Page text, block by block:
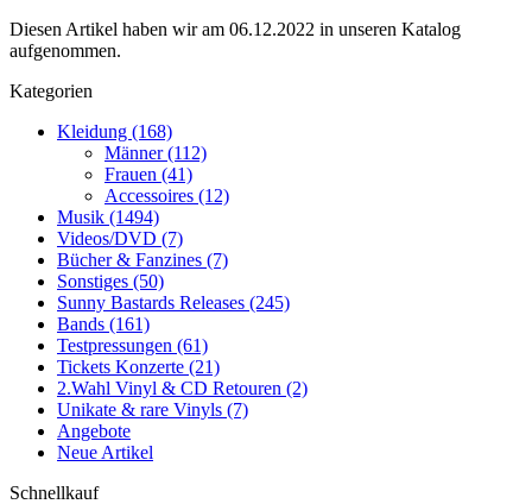
Diesen Artikel haben wir am 06.12.2022 in unseren Katalog
aufgenommen.
Kategorien
Kleidung (168)
Männer (112)
Frauen (41)
Accessoires (12)
Musik (1494)
Videos/DVD (7)
Bücher & Fanzines (7)
Sonstiges (50)
Sunny Bastards Releases (245)
Bands (161)
Testpressungen (61)
Tickets Konzerte (21)
2.Wahl Vinyl & CD Retouren (2)
Unikate & rare Vinyls (7)
Angebote
Neue Artikel
Schnellkauf